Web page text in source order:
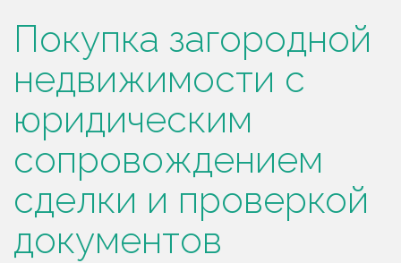
Покупка загородной
недвижимости с
юридическим
сопровождением
сделки и проверкой
документов